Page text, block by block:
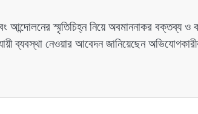
স্মৃতিচিহ্ন নিয়ে অবমাননাকর বক্তব্য ও
ব্যবস্থা নেওয়ার আবেদন জানিয়েছেন